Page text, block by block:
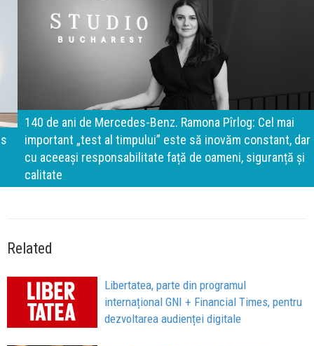
140 de ani de Mercedes-Benz. Ramona Pîrlog: Cel mai
important „test al timpului” este să inovăm constant, dar
cu aceeași responsabilitate față de oameni, siguranță și
calitate
Related
Libertatea, parte din programul
internațional GNI + Financial Times, pentru
dezvoltarea audienței digitale